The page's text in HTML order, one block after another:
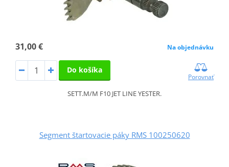
31,00 € Na objednávku
Do košíka
Porovnať
SETT.M/M F10 JET LINE YESTER.
Segment štartovacie páky RMS 100250620